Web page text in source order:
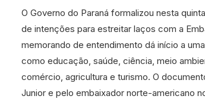
O Governo do Paraná formalizou nesta
de intenções para estreitar laços com a
memorando de entendimento dá início a
como educação, saúde, ciência, meio
comércio, agricultura e turismo. O
Junior e pelo embaixador norte-americano